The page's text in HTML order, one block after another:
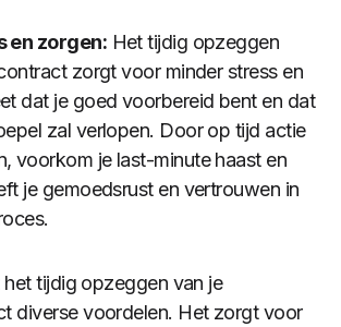
en zorgen: Het tijdig opzeggen
zorgt voor minder stress en
dat je goed voorbereid bent en dat
zal verlopen. Door op tijd actie
voorkom je last-minute haast en
je gemoedsrust en vertrouwen in
tijdig opzeggen van je
diverse voordelen. Het zorgt voor